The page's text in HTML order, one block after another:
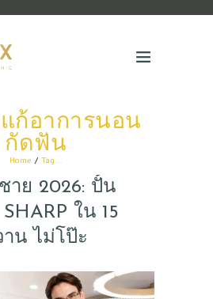
แก้อาการนอน
กัดฟัน
Home Tag...
าย 2026: ปั้น
ใน 15
น ไม่โป๊ะ